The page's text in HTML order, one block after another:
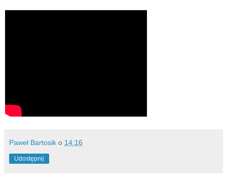
Paweł Bartosik o 14:16
Udostępnij